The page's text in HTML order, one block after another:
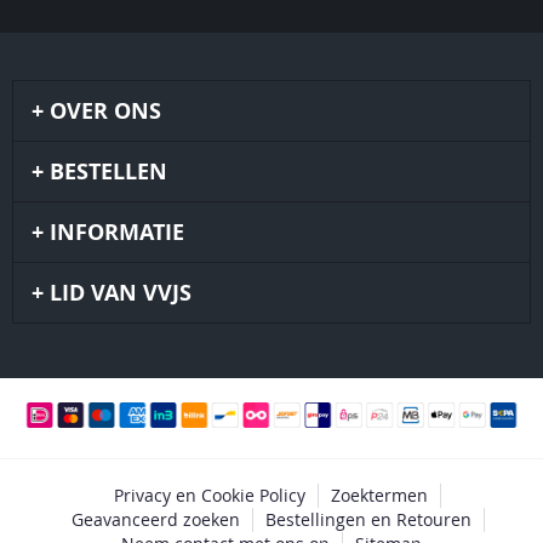
OVER ONS
BESTELLEN
INFORMATIE
LID VAN VVJS
Privacy en Cookie Policy
Zoektermen
Geavanceerd zoeken
Bestellingen en Retouren